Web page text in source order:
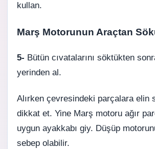
kullan.
Marş Motorunun Araçtan
5- Bütün cıvatalarını söktükten
yerinden al.
Alırken çevresindeki parçalara elin
dikkat et. Yine Marş motoru ağır
uygun ayakkabı giy. Düşüp
sebep olabilir.